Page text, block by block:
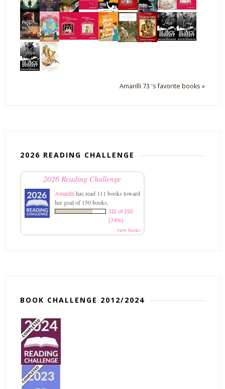
Amarilli 73 's favorite books »
2026 READING CHALLENGE
2026 Reading Challenge
Amarillihas read 111 books toward
her goal of 150 books.
111 of 150
(74%)
view books
BOOK CHALLENGE 2012/2024